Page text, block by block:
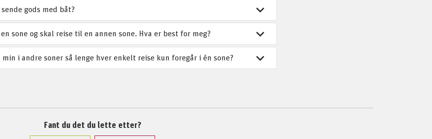
gods med båt?
sone og skal reise til en annen sone. Hva er best for meg?
i andre soner så lenge hver enkelt reise kun foregår i én sone?
Fant du det du lette etter?